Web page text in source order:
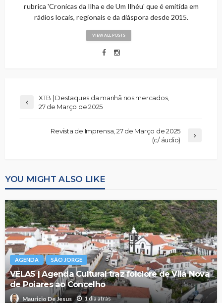
rubrica 'Cronicas da Ilha e de Um Ilhéu' que é emitida em
rádios locais, regionais e da diáspora desde 2015.
VIEW ALL POSTS
XTB | Destaques da manhã nos mercados,
27 de Março de 2025
Revista de Imprensa, 27 de Março de 2025
(c/ áudio)
YOU MIGHT ALSO LIKE
AGENDA SÃO JORGE
VELAS | Agenda Cultural traz folclore de Vila Nova
de Poiares ao Concelho
Mauricio De Jesus 1 dia atrás